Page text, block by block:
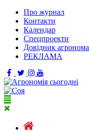
Про журнал
Контакти
Календар
Спецпроекти
Довідник агронома
РЕКЛАМА